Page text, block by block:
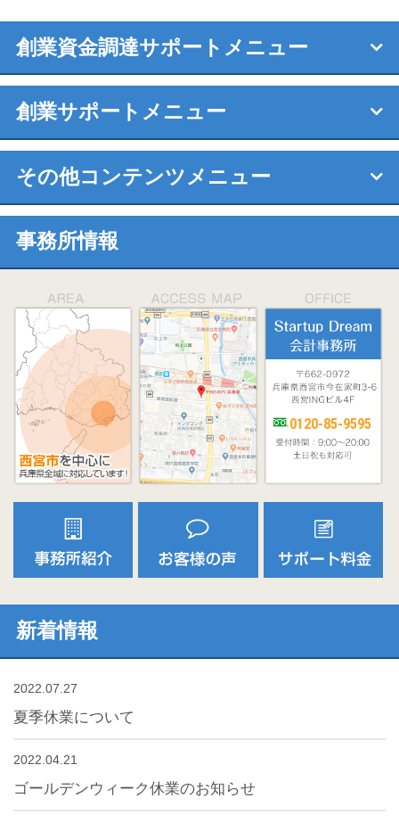
創業資金調達サポートメニュー
創業サポートメニュー
その他コンテンツメニュー
事務所情報
0120-85-9595
新着情報
2022.07.27
夏季休業について
2022.04.21
ゴールデンウィーク休業のお知らせ